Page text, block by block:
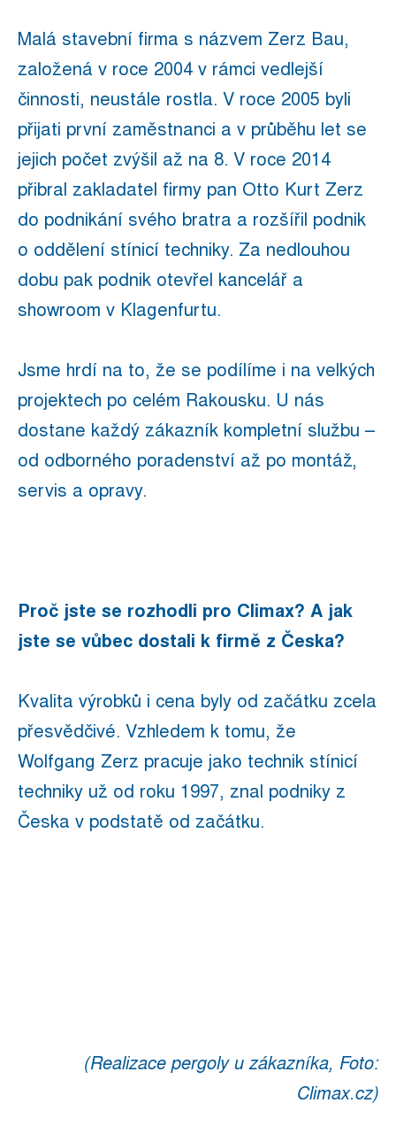
Malá stavební firma s názvem Zerz Bau,
založená v roce 2004 v rámci vedlejší
činnosti, neustále rostla. V roce 2005 byli
přijati první zaměstnanci a v průběhu let se
jejich počet zvýšil až na 8. V roce 2014
přibral zakladatel firmy pan Otto Kurt Zerz
do podnikání svého bratra a rozšířil podnik
o oddělení stínicí techniky. Za nedlouhou
dobu pak podnik otevřel kancelář a
showroom v Klagenfurtu.
Jsme hrdí na to, že se podílíme i na velkých
projektech po celém Rakousku. U nás
dostane každý zákazník kompletní službu –
od odborného poradenství až po montáž,
servis a opravy.
Proč jste se rozhodli pro Climax? A jak
jste se vůbec dostali k firmě z Česka?
Kvalita výrobků i cena byly od začátku zcela
přesvědčivé. Vzhledem k tomu, že
Wolfgang Zerz pracuje jako technik stínicí
techniky už od roku 1997, znal podniky z
Česka v podstatě od začátku.
(Realizace pergoly u zákazníka, Foto:
Climax.cz)